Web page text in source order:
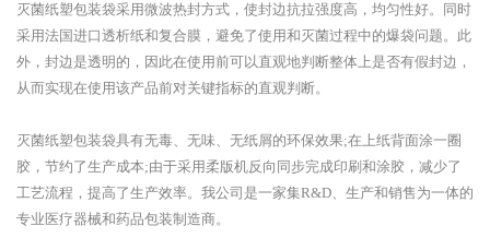
灭菌纸塑包装袋采用微波热封方式，使封边抗拉强度高，均匀性好。同时
采用法国进口透析纸和复合膜，避免了使用和灭菌过程中的爆袋问题。此
外，封边是透明的，因此在使用前可以直观地判断整体上是否有假封边，
从而实现在使用该产品前对关键指标的直观判断。
灭菌纸塑包装袋具有无毒、无味、无纸屑的环保效果;在上纸背面涂一圈
胶，节约了生产成本;由于采用柔版机反向同步完成印刷和涂胶，减少了
工艺流程，提高了生产效率。我公司是一家集R&D、生产和销售为一体的
专业医疗器械和药品包装制造商。